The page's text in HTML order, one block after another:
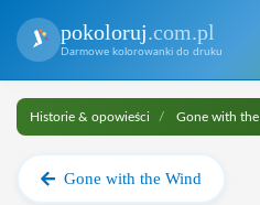
pokoloruj.com.pl
Darmowe kolorowanki do druku
Historie & opowieści Gone with the Wind
Gone with the Wind